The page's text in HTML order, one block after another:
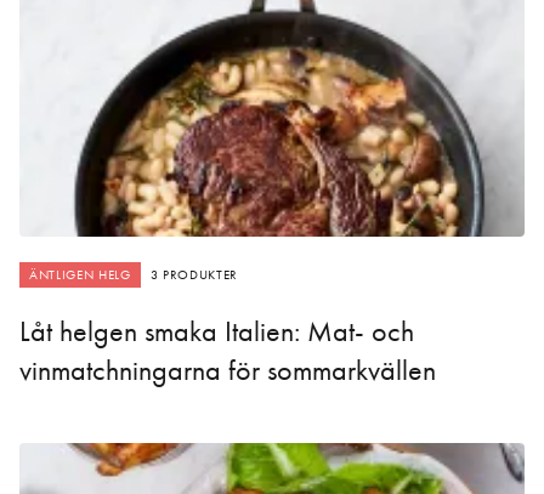
ÄNTLIGEN HELG 3 PRODUKTER
Låt helgen smaka Italien: Mat- och
vinmatchningarna för sommarkvällen